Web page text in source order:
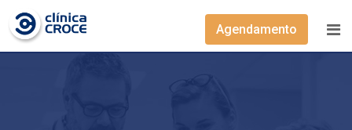
Skip
content
Agendamento